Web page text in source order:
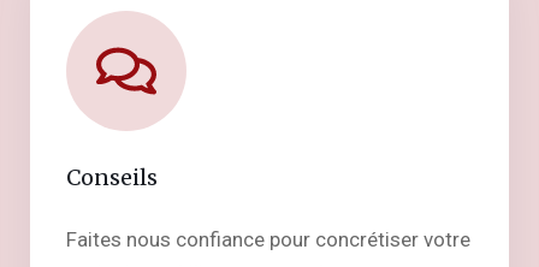
Conseils
Faites nous confiance pour concrétiser votre